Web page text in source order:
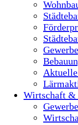
Wirtschaft